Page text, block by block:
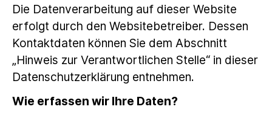
Die Datenverarbeitung auf dieser Website
erfolgt durch den Websitebetreiber. Dessen
Kontaktdaten können Sie dem Abschnitt
„Hinweis zur Verantwortlichen Stelle“ in dieser
Datenschutzerklärung entnehmen.
Wie erfassen wir Ihre Daten?